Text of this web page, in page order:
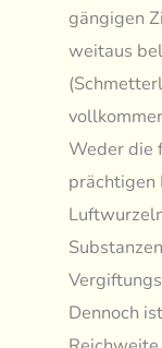
gängigen
weitaus
Weder die
prächtigen
Dennoch